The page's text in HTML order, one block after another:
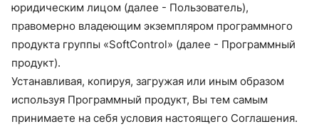
юридическим лицом (далее - Пользователь),
правомерно владеющим экземпляром программного
продукта группы «SoftControl» (далее - Программный
продукт).
Устанавливая, копируя, загружая или иным образом
используя Программный продукт, Вы тем самым
принимаете на себя условия настоящего Соглашения.